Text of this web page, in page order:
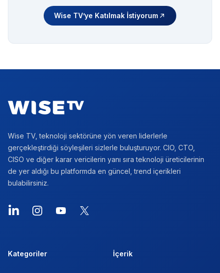
Wise TV’ye Katılmak İstiyorum
Wise TV, teknoloji sektörüne yön veren liderlerle
gerçekleştirdiği söyleşileri sizlerle buluşturuyor. CIO, CTO,
CISO ve diğer karar vericilerin yanı sıra teknoloji üreticilerinin
de yer aldığı bu platformda en güncel, trend içerikleri
bulabilirsiniz.
LinkedInInstagramYouTube
X
Kategoriler İçerik